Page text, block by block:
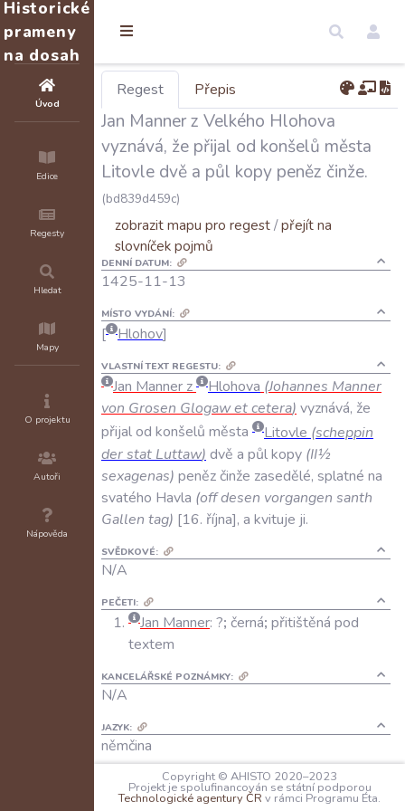
Historické
prameny
na dosah
Úvod
Edice
Regesty
Hledat
Mapy
O projektu
Autoři
Nápověda
Regest Přepis
Jan Manner z Velkého Hlohova
vyznává, že přijal od konšelů města
Litovle dvě a půl kopy peněz činže.
(bd839d459c)
zobrazit mapu pro regest/přejít na
slovníček pojmů
DENNÍ DATUM:
1425-11-13
MÍSTO VYDÁNÍ:
Hlohov
VLASTNÍ TEXT REGESTU:
Jan Manner z Hlohova (Johannes Manner
von Grosen Glogawetcetera) vyznává, že
přijalod konšelů města Litovle (scheppin
derstat Luttaw) dvě a půlkopy (II½
sexagenas) penězčinže zasedělé, splatné na
svatého Havla (offdesen vorgangen santh
Gallen tag) 16. října , a kvituje ji.
SVĚDKOVÉ:
N/A
PEČETI:
Jan Manner: ?; černá; přitištěná pod
textem
KANCELÁŘSKÉ POZNÁMKY:
N/A
JAZYK:
němčina
FORMA DOCHOVÁNÍ:
A: originál; papír
Copyright © AHISTO 2020–2023
Projekt je spolufinancován se státní podporou
Technologické agentury ČR v rámci Programu Éta.